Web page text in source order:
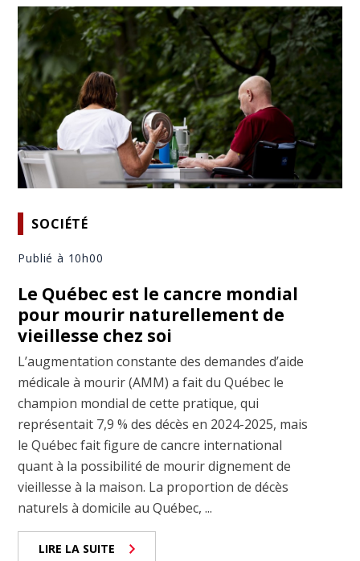
SOCIÉTÉ
Publié à 10h00
Le Québec est le cancre mondial
pour mourir naturellement de
vieillesse chez soi
L’augmentation constante des demandes d’aide
médicale à mourir (AMM) a fait du Québec le
champion mondial de cette pratique, qui
représentait 7,9 % des décès en 2024-2025, mais
le Québec fait figure de cancre international
quant à la possibilité de mourir dignement de
vieillesse à la maison. La proportion de décès
naturels à domicile au Québec, ...
LIRE LA SUITE